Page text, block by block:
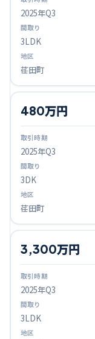
2025年Q3
3LDK
荏田町
2025年Q3
480万円
3DK
荏田町
2025年Q3
3,300万円
3LDK